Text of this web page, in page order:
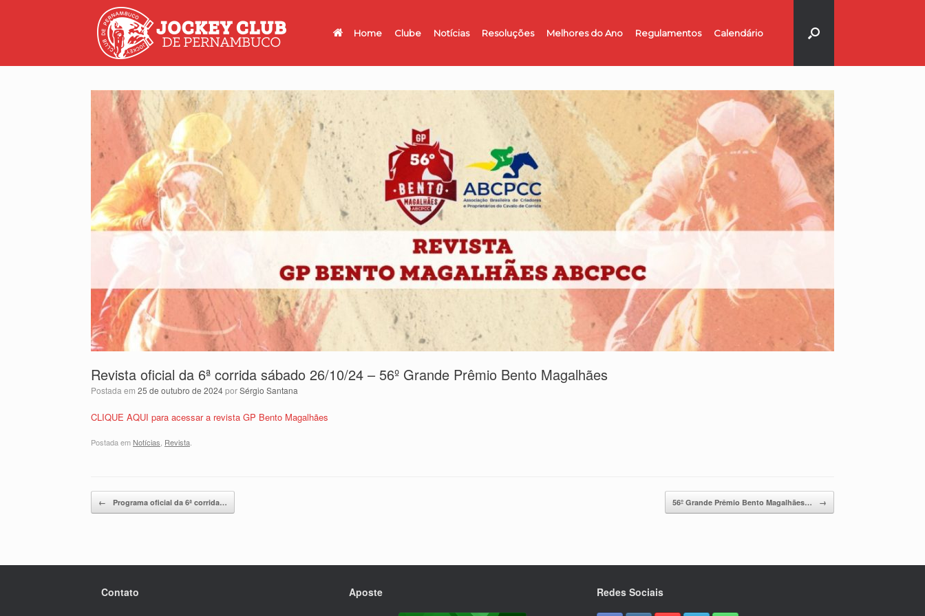
Home Clube Notícias Resoluções Melhores do Ano Regulamentos Calendário
Revista oficial da 6ª corrida sábado 26/10/24 – 56º Grande Prêmio Bento Magalhães
Postada em 25 de outubro de 2024porSérgio Santana
CLIQUE AQUI para acessar a revista GP Bento Magalhães
Postada em Notícias Revista
Post navigation
← Programa oficial da 6ª corrida… 56º Grande Prêmio Bento Magalhães… →
Contato Aposte Redes Sociais